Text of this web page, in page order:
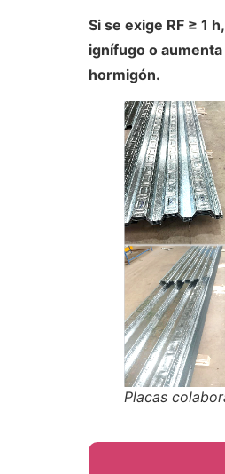
Si se exige RF ≥ 1
ignífugo o
hormigón.
Placas